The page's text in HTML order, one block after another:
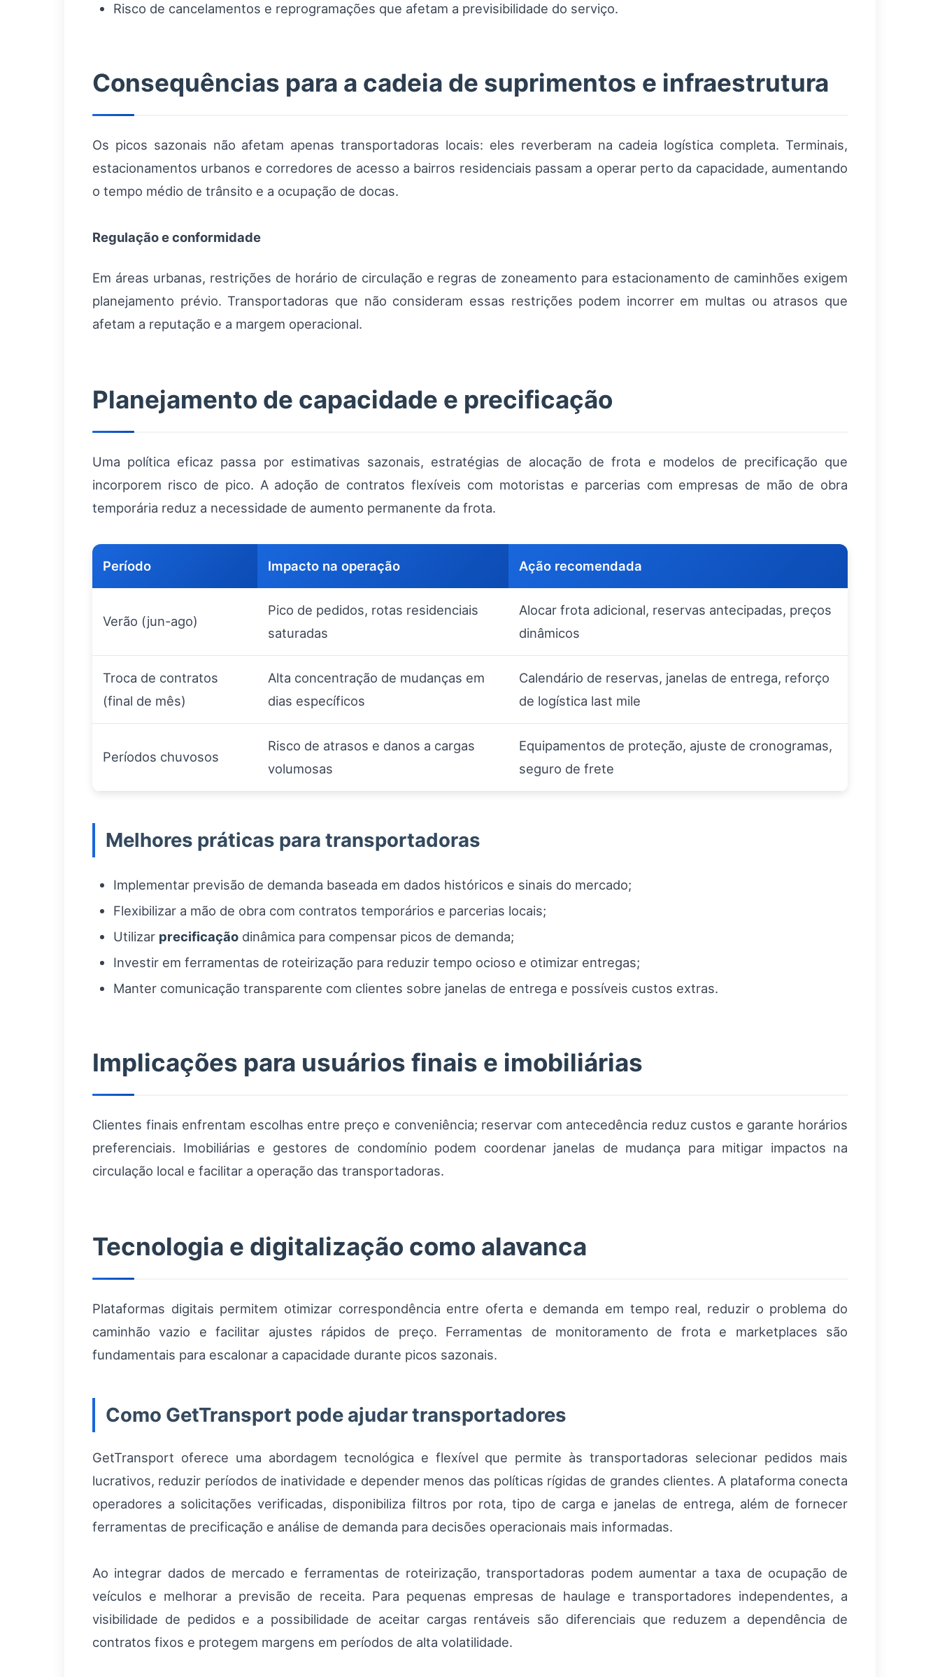
Risco de cancelamentos e reprogramações que afetam a previsibilidade do serviço.
Consequências para a cadeia de suprimentos e infraestrutura
Os picos sazonais não afetam apenas transportadoras locais: eles reverberam na cadeia logística completa. Terminais,
estacionamentos urbanos e corredores de acesso a bairros residenciais passam a operar perto da capacidade, aumentando
o tempo médio de trânsito e a ocupação de docas.
Regulação e conformidade
Em áreas urbanas, restrições de horário de circulação e regras de zoneamento para estacionamento de caminhões exigem
planejamento prévio. Transportadoras que não consideram essas restrições podem incorrer em multas ou atrasos que
afetam a reputação e a margem operacional.
Planejamento de capacidade e precificação
Uma política eficaz passa por estimativas sazonais, estratégias de alocação de frota e modelos de precificação que
incorporem risco de pico. A adoção de contratos flexíveis com motoristas e parcerias com empresas de mão de obra
temporária reduz a necessidade de aumento permanente da frota.
Período Impacto na operação Ação recomendada
Verão (jun-ago)
Pico de pedidos, rotas residenciais
saturadas
Alocar frota adicional, reservas antecipadas, preços
dinâmicos
Troca de contratos
(final de mês)
Alta concentração de mudanças em
dias específicos
Calendário de reservas, janelas de entrega, reforço
de logística last mile
Períodos chuvosos
Risco de atrasos e danos a cargas
volumosas
Equipamentos de proteção, ajuste de cronogramas,
seguro de frete
Melhores práticas para transportadoras
Implementar previsão de demanda baseada em dados históricos e sinais do mercado;
Flexibilizar a mão de obra com contratos temporários e parcerias locais;
Utilizar precificação dinâmica para compensar picos de demanda;
Investir em ferramentas de roteirização para reduzir tempo ocioso e otimizar entregas;
Manter comunicação transparente com clientes sobre janelas de entrega e possíveis custos extras.
Implicações para usuários finais e imobiliárias
Clientes finais enfrentam escolhas entre preço e conveniência; reservar com antecedência reduz custos e garante horários
preferenciais. Imobiliárias e gestores de condomínio podem coordenar janelas de mudança para mitigar impactos na
circulação local e facilitar a operação das transportadoras.
Tecnologia e digitalização como alavanca
Plataformas digitais permitem otimizar correspondência entre oferta e demanda em tempo real, reduzir o problema do
caminhão vazio e facilitar ajustes rápidos de preço. Ferramentas de monitoramento de frota e marketplaces são
fundamentais para escalonar a capacidade durante picos sazonais.
Como GetTransport pode ajudar transportadores
GetTransport oferece uma abordagem tecnológica e flexível que permite às transportadoras selecionar pedidos mais
lucrativos, reduzir períodos de inatividade e depender menos das políticas rígidas de grandes clientes. A plataforma conecta
operadores a solicitações verificadas, disponibiliza filtros por rota, tipo de carga e janelas de entrega, além de fornecer
ferramentas de precificação e análise de demanda para decisões operacionais mais informadas.
Ao integrar dados de mercado e ferramentas de roteirização, transportadoras podem aumentar a taxa de ocupação de
veículos e melhorar a previsão de receita. Para pequenas empresas de haulage e transportadores independentes, a
visibilidade de pedidos e a possibilidade de aceitar cargas rentáveis são diferenciais que reduzem a dependência de
contratos fixos e protegem margens em períodos de alta volatilidade.